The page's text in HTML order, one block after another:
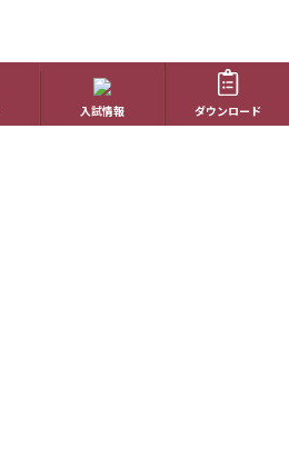
サイトポリシー サイトマップ
入試情報 ダウンロード